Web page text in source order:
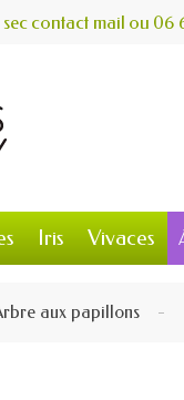
contact mail ou 06
Iris Vivaces
aux papillons